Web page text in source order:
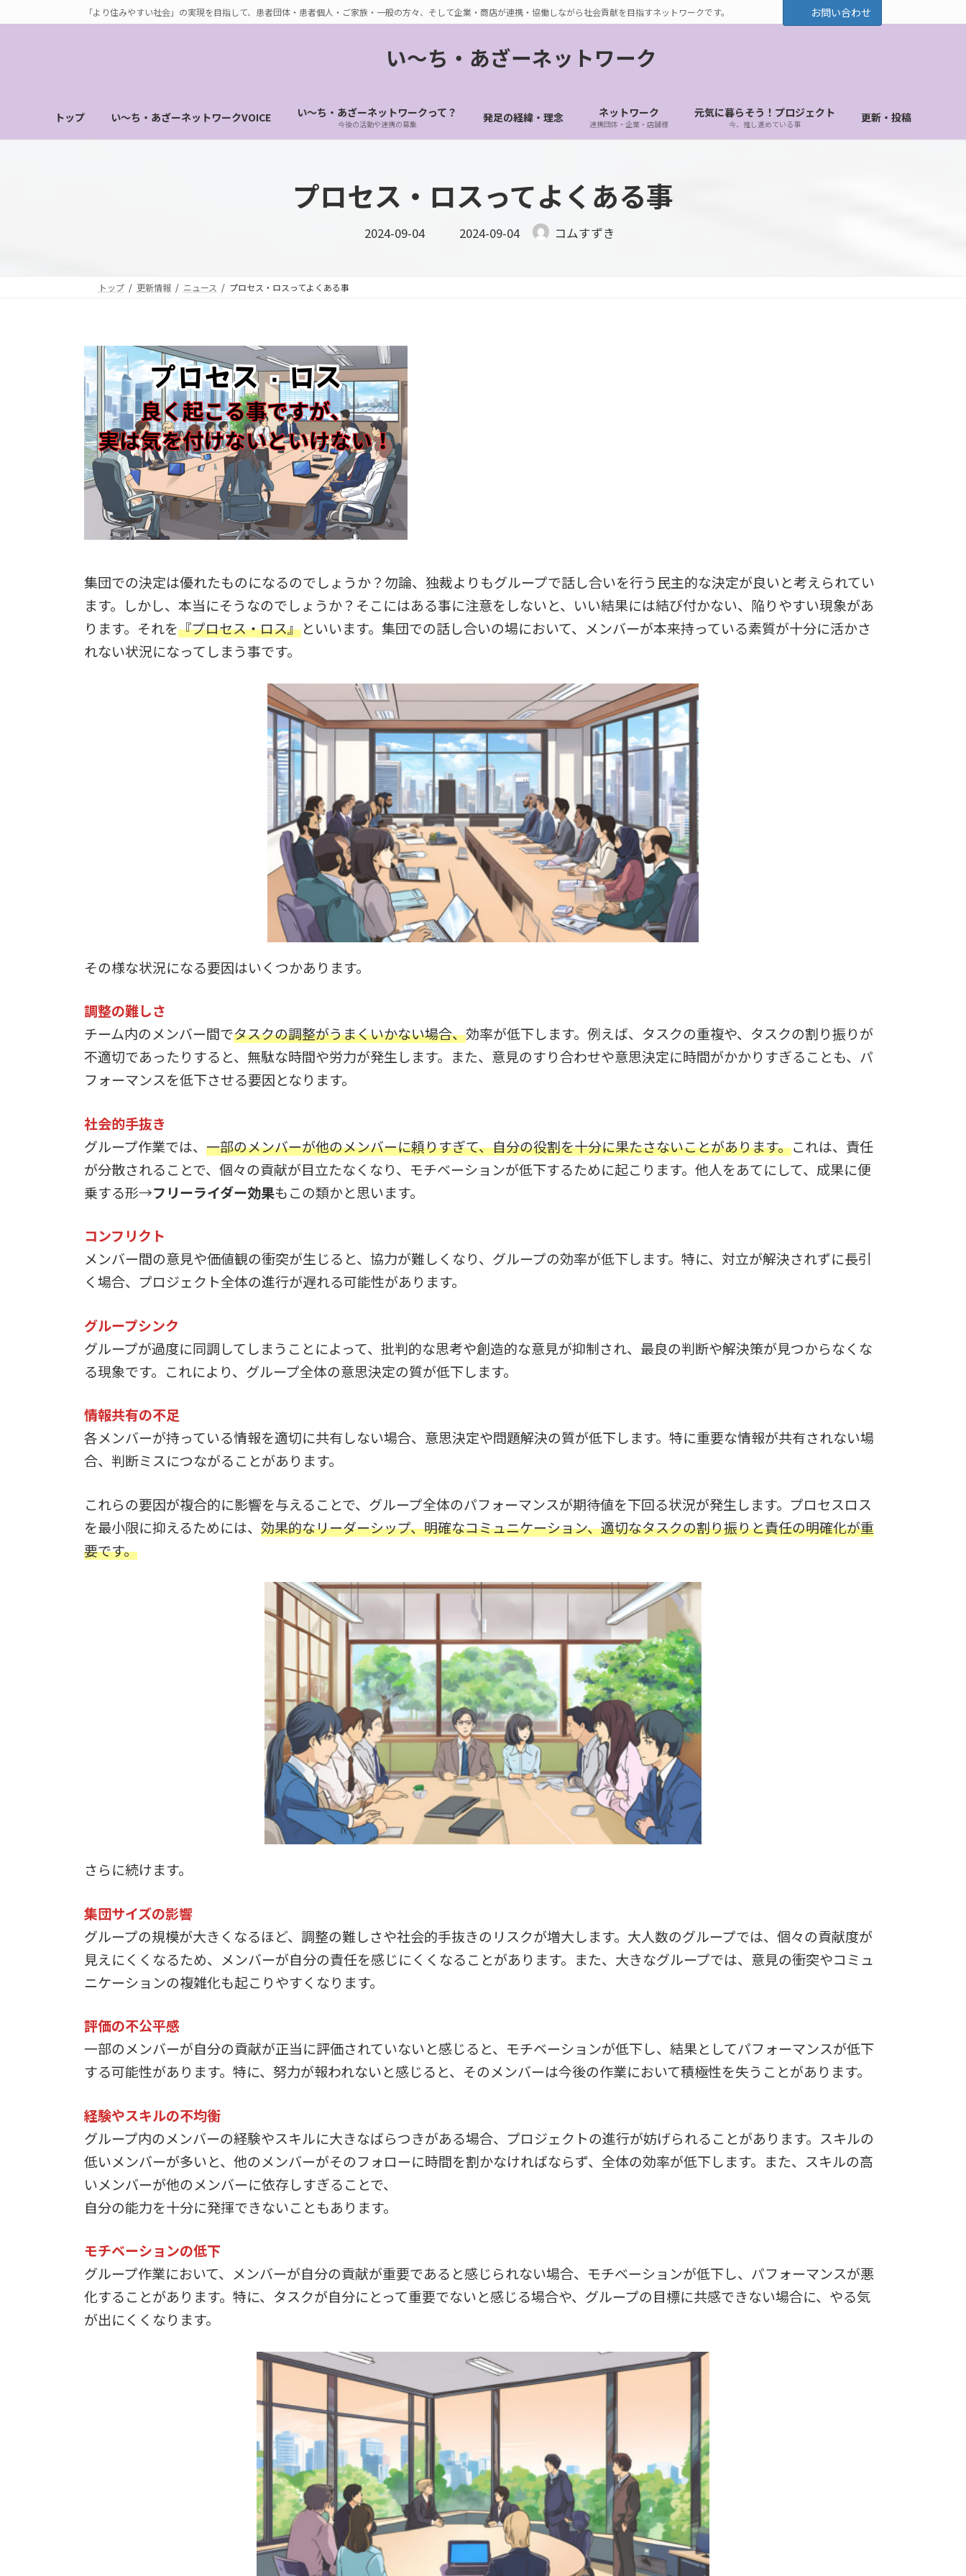
ン
キ
ビ
に
「より住みやすい社会」の実現を目指して、患者団体・患者個人・ご家族・一般の方々、そして企業・商店が連携・協働しながら社会貢献を目指すネットワークです。 お問い合わせ
い〜ち・あざーネットワーク
トップ い～ち・あざーネットワークVOICE い～ち・あざーネットワークって？
今後の活動や連携の募集 発足の経緯・理念 ネットワーク
連携団体・企業・店舗様
元気に暮らそう！プロジェクト
今、推し進めている事 更新・投稿
プロセス・ロスってよくある事
2024-09-04 最
終
2024-09-04 コムすずき
トップ 更新情報 ニュース プロセス・ロスってよくある事
集団での決定は優れたものになるのでしょうか？勿論、独裁よりもグループで話し合いを行う民主的な決定が良いと考えられてい
ます。しかし、本当にそうなのでしょうか？そこにはある事に注意をしないと、いい結果には結び付かない、陥りやすい現象があ
ります。それを『プロセス・ロス』といいます。集団での話し合いの場において、メンバーが本来持っている素質が十分に活かさ
れない状況になってしまう事です。
その様な状況になる要因はいくつかあります。
調整の難しさ
チーム内のメンバー間でタスクの調整がうまくいかない場合、効率が低下します。例えば、タスクの重複や、タスクの割り振りが
不適切であったりすると、無駄な時間や労力が発生します。また、意見のすり合わせや意思決定に時間がかかりすぎることも、パ
フォーマンスを低下させる要因となります。
社会的手抜き
グループ作業では、 一部のメンバーが他のメンバーに頼りすぎて、自分の役割を十分に果たさないことがあります。これは、責任
が分散されることで、個々の貢献が目立たなくなり、モチベーションが低下するために起こります。他人をあてにして、成果に便
乗する形→フリーライダー効果もこの類かと思います。
コンフリクト
メンバー間の意見や価値観の衝突が生じると、協力が難しくなり、グループの効率が低下します。特に、対立が解決されずに長引
く場合、プロジェクト全体の進行が遅れる可能性があります。
グループシンク
グループが過度に同調してしまうことによって、批判的な思考や創造的な意見が抑制され、最良の判断や解決策が見つからなくな
る現象です。これにより、グループ全体の意思決定の質が低下します。
情報共有の不足
各メンバーが持っている情報を適切に共有しない場合、意思決定や問題解決の質が低下します。特に重要な情報が共有されない場
合、判断ミスにつながることがあります。
これらの要因が複合的に影響を与えることで、グループ全体のパフォーマンスが期待値を下回る状況が発生します。プロセスロス
を最小限に抑えるためには、 効果的なリーダーシップ、明確なコミュニケーション、適切なタスクの割り振りと責任の明確化が重
要です。
さらに続けます。
集団サイズの影響
グループの規模が大きくなるほど、調整の難しさや社会的手抜きのリスクが増大します。大人数のグループでは、個々の貢献度が
見えにくくなるため、メンバーが自分の責任を感じにくくなることがあります。また、大きなグループでは、意見の衝突やコミュ
ニケーションの複雑化も起こりやすくなります。
評価の不公平感
一部のメンバーが自分の貢献が正当に評価されていないと感じると、モチベーションが低下し、結果としてパフォーマンスが低下
する可能性があります。特に、努力が報われないと感じると、そのメンバーは今後の作業において積極性を失うことがあります。
経験やスキルの不均衡
グループ内のメンバーの経験やスキルに大きなばらつきがある場合、プロジェクトの進行が妨げられることがあります。スキルの
低いメンバーが多いと、他のメンバーがそのフォローに時間を割かなければならず、全体の効率が低下します。また、スキルの高
いメンバーが他のメンバーに依存しすぎることで、
自分の能力を十分に発揮できないこともあります。
モチベーションの低下
グループ作業において、メンバーが自分の貢献が重要であると感じられない場合、モチベーションが低下し、パフォーマンスが悪
化することがあります。特に、タスクが自分にとって重要でないと感じる場合や、グループの目標に共感できない場合に、やる気
が出にくくなります。